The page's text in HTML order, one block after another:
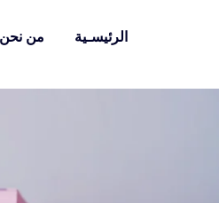
الرئيسـية من نحن